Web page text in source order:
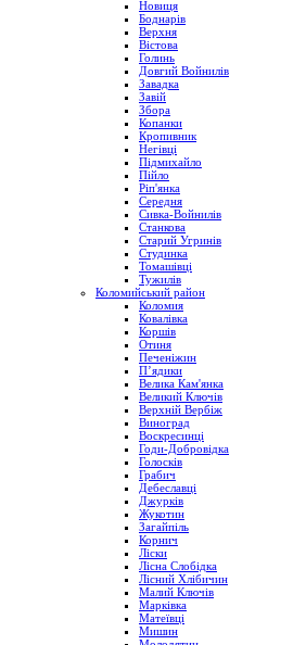
Новиця
Боднарів
Верхня
Вістова
Голинь
Довгий Войнилів
Завадка
Завій
Збора
Копанки
Кропивник
Негівці
Підмихайло
Пійло
Ріп'янка
Середня
Сивка-Войнилів
Станкова
Старий Угринів
Студинка
Томашівці
Тужилів
Коломийський район
Коломия
Ковалівка
Коршів
Отиня
Печеніжин
П’ядики
Велика Кам'янка
Великий Ключів
Верхній Вербіж
Виноград
Воскресинці
Годи-Добровідка
Голосків
Грабич
Дебеславці
Джурків
Жукотин
Загайпіль
Корнич
Ліски
Лісна Слобідка
Лісний Хлібичин
Малий Ключів
Марківка
Матеївці
Мишин